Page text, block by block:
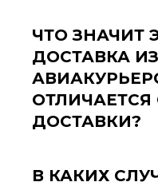
ЧТО ЗНАЧИТ
ДОСТАВКА
ДОСТАВКИ?
В КАКИХ